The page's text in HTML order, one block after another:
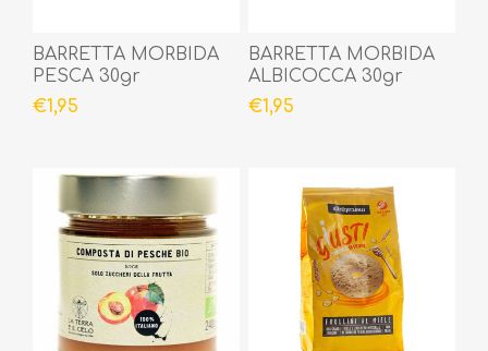
BARRETTA MORBIDA
PESCA 30gr
€1,95
BARRETTA MORBIDA
ALBICOCCA 30gr
€1,95